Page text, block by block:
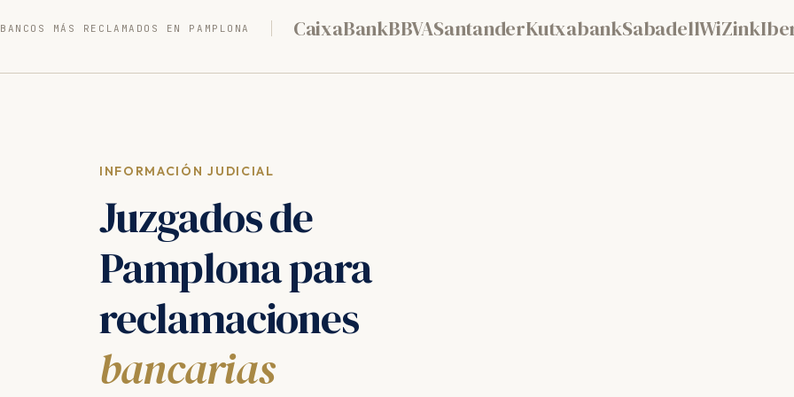
BANCOS MÁS RECLAMADOS EN PAMPLONA CaixaBankBBVASantanderKutxabankSabadellWiZink
INFORMACIÓN JUDICIAL
Juzgados de
Pamplona para
reclamaciones
bancarias